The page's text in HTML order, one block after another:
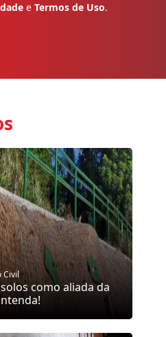
e Termos de Uso.
Civil
como aliada da